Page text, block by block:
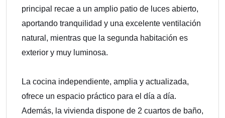
principal recae a un amplio patio de luces abierto,
aportando tranquilidad y una excelente ventilación
natural, mientras que la segunda habitación es
exterior y muy luminosa.
La cocina independiente, amplia y actualizada,
ofrece un espacio práctico para el día a día.
Además, la vivienda dispone de 2 cuartos de baño,